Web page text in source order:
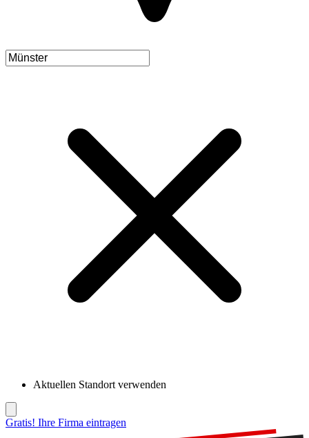
Aktuellen Standort verwenden
Gratis! Ihre Firma eintragen